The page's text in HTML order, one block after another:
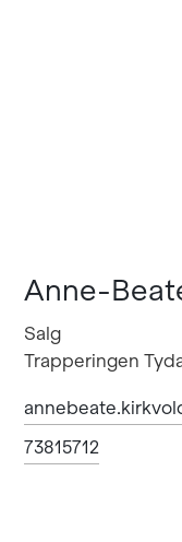
Anne-
Salg
Trapperingen
73815712